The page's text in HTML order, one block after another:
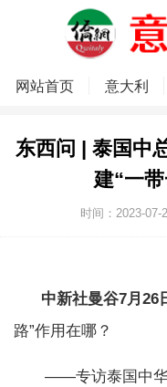
网站首页 意大利
东西问 | 泰国中
建“一
时间：2023-07-
中新社曼谷7月26
路”作用在哪？
——专访泰国中华